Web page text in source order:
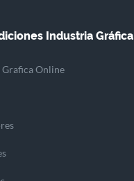
Industria Gráfica